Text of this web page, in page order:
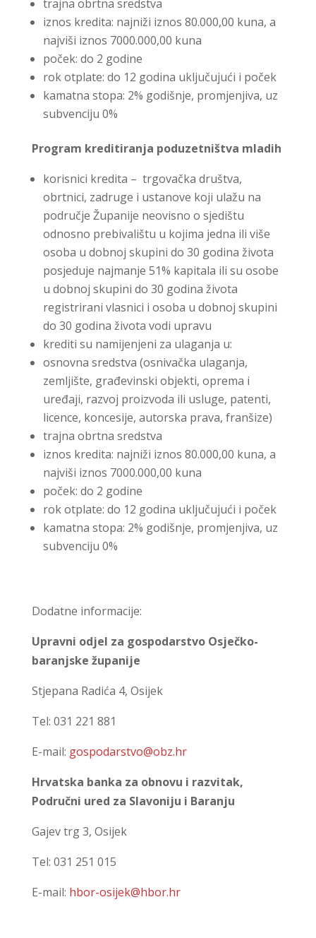
trajna obrtna sredstva
iznos kredita: najniži iznos 80.000,00 kuna, a
najviši iznos 7000.000,00 kuna
poček: do 2 godine
rok otplate: do 12 godina uključujući i poček
kamatna stopa: 2% godišnje, promjenjiva, uz
subvenciju 0%
Program kreditiranja poduzetništva mladih
korisnici kredita – trgovačka društva,
obrtnici, zadruge i ustanove koji ulažu na
područje Županije neovisno o sjedištu
odnosno prebivalištu u kojima jedna ili više
osoba u dobnoj skupini do 30 godina života
posjeduje najmanje 51% kapitala ili su osobe
u dobnoj skupini do 30 godina života
registrirani vlasnici i osoba u dobnoj skupini
do 30 godina života vodi upravu
krediti su namijenjeni za ulaganja u:
osnovna sredstva (osnivačka ulaganja,
zemljište, građevinski objekti, oprema i
uređaji, razvoj proizvoda ili usluge, patenti,
licence, koncesije, autorska prava, franšize)
trajna obrtna sredstva
iznos kredita: najniži iznos 80.000,00 kuna, a
najviši iznos 7000.000,00 kuna
poček: do 2 godine
rok otplate: do 12 godina uključujući i poček
kamatna stopa: 2% godišnje, promjenjiva, uz
subvenciju 0%
Dodatne informacije:
Upravni odjel za gospodarstvo Osječko-
baranjske županije
Stjepana Radića 4, Osijek
Tel: 031 221 881
E-mail: gospodarstvo@obz.hr
Hrvatska banka za obnovu i razvitak,
Područni ured za Slavoniju i Baranju
Gajev trg 3, Osijek
Tel: 031 251 015
E-mail: hbor-osijek@hbor.hr